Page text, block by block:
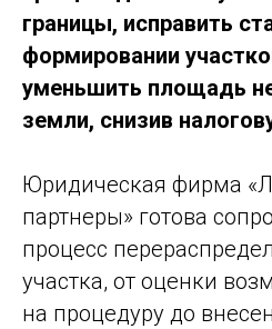
границы, исправить
формировании
уменьшить площадь
земли, снизив
Юридическая фирма
партнеры» готова
процесс
участка, от оценки
на процедуру до